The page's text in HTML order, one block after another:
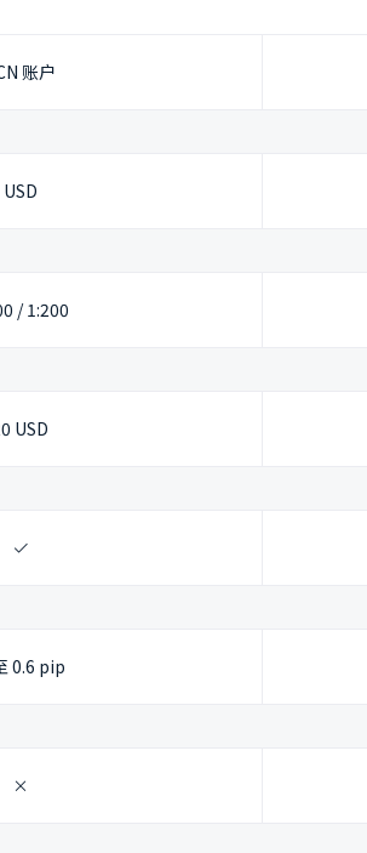
账户
USD
/ 1:200
USD
0.6 pip